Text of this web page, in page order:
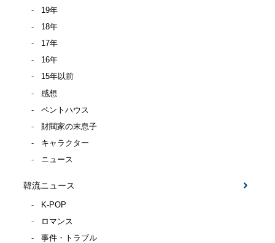
19年
18年
17年
16年
15年以前
感想
ペントハウス
財閥家の末息子
キャラクター
ニュース
韓流ニュース
K-POP
ロマンス
事件・トラブル